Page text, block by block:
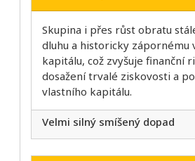
Skupina i přes růst obratu
dluhu a historicky zápornému
kapitálu, což zvyšuje finanční
dosažení trvalé ziskovosti a
vlastního kapitálu.
Velmi silný smíšený dopad